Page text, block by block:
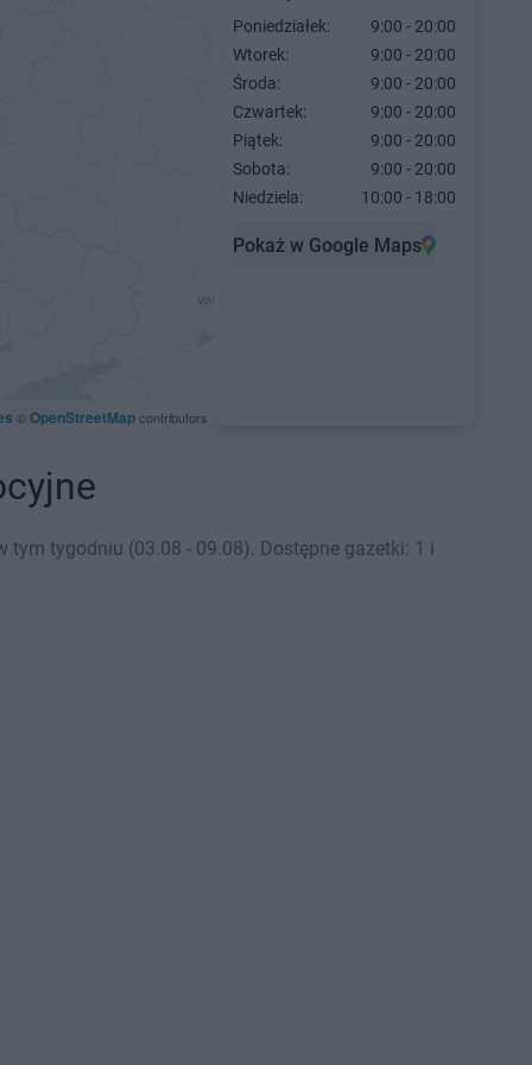
Poniedziałek:
9:00 - 20:00
Wtorek:
9:00 - 20:00
Środa:
9:00 - 20:00
Czwartek:
9:00 - 20:00
Piątek:
9:00 - 20:00
Sobota:
9:00 - 20:00
Niedziela:
10:00 - 18:00
Pokaż w Google Maps
©OpenStreetMapcontributors
tym tygodniu (03.08 - 09.08). Dostępne gazetki: 1 i